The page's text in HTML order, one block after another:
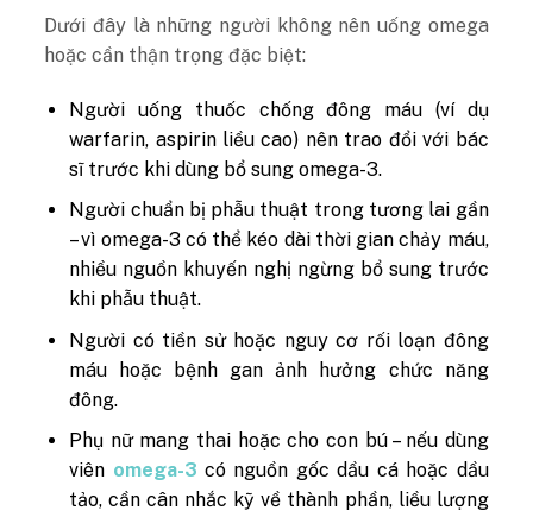
Dưới đây là những người không nên uống omega
hoặc cần thận trọng đặc biệt:
Người uống thuốc chống đông máu (ví dụ
warfarin, aspirin liều cao) nên trao đổi với bác
sĩ trước khi dùng bổ sung omega-3.
Người chuẩn bị phẫu thuật trong tương lai gần
– vì omega-3 có thể kéo dài thời gian chảy máu,
nhiều nguồn khuyến nghị ngừng bổ sung trước
khi phẫu thuật.
Người có tiền sử hoặc nguy cơ rối loạn đông
máu hoặc bệnh gan ảnh hưởng chức năng
đông.
Phụ nữ mang thai hoặc cho con bú – nếu dùng
viên omega-3 có nguồn gốc dầu cá hoặc dầu
tảo, cần cân nhắc kỹ về thành phần, liều lượng